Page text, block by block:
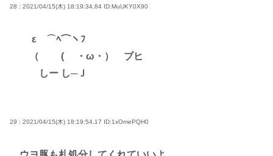
28 : 2021/04/15(木) 18:19:34.84 ID:MuUKY0X90
ε ⌒ﾍ⌒ヽﾌ
（ ( ・ω・） ブヒ
しー し─Ｊ
29 : 2021/04/15(木) 18:19:54.17 ID:1xOmePQH0